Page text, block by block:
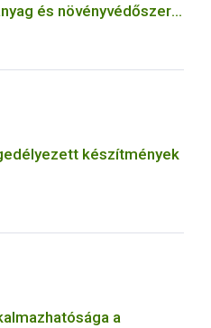
és növényvédőszer
a meglévő engedély
módosítására irányuló
készítmények
a